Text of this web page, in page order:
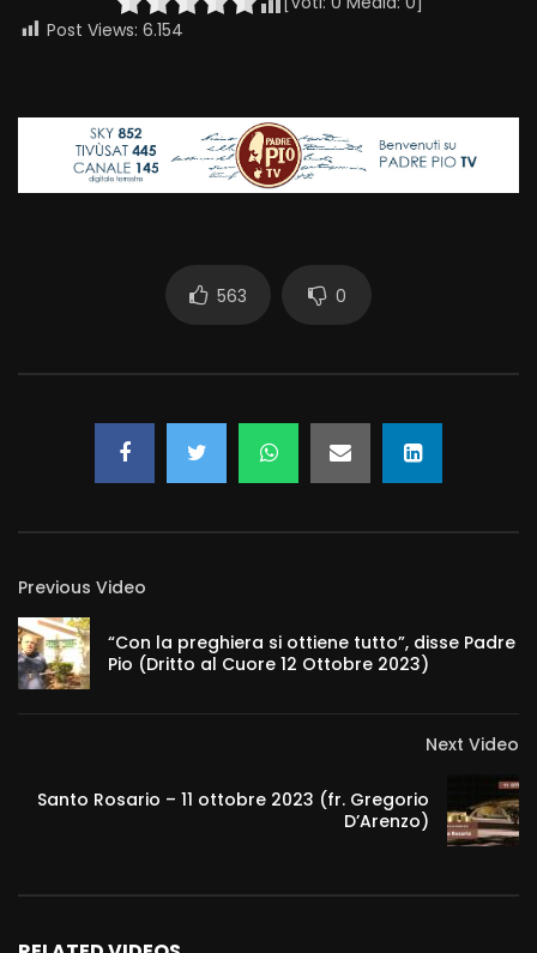
Post Views: 6.154
563 0
Previous Video
“Con la preghiera si ottiene tutto”, disse Padre
Pio (Dritto al Cuore 12 Ottobre 2023)
Next Video
Santo Rosario – 11 ottobre 2023 (fr. Gregorio
D’Arenzo)